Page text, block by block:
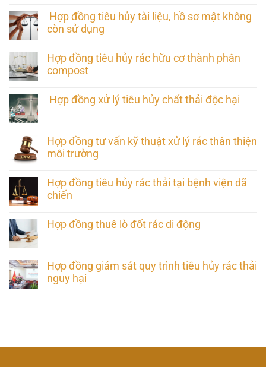
Hợp đồng tiêu hủy tài liệu, hồ sơ mật không
còn sử dụng
Hợp đồng tiêu hủy rác hữu cơ thành phân
compost
Hợp đồng xử lý tiêu hủy chất thải độc hại
Hợp đồng tư vấn kỹ thuật xử lý rác thân thiện
môi trường
Hợp đồng tiêu hủy rác thải tại bệnh viện dã
chiến
Hợp đồng thuê lò đốt rác di động
Hợp đồng giám sát quy trình tiêu hủy rác thải
nguy hại